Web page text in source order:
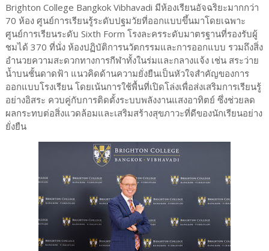
Brighton College Bangkok Vibhavadi มีห้องเรียนอัจฉริยะมากกว่า
70 ห้อง ศูนย์การเรียนรู้ระดับปฐมวัยที่ออกแบบขึ้นมาโดยเฉพาะ
ศูนย์การเรียนระดับ Sixth Form โรงละครระดับมาตรฐานที่รองรับผู้
ชมได้ 370 ที่นั่ง ห้องปฏิบัติการนวัตกรรมและการออกแบบ รวมถึงสิ่ง
อำนวยความสะดวกทางการกีฬาทั้งในร่มและกลางแจ้ง เช่น สระว่าย
น้ำบนชั้นดาดฟ้า แนวคิดด้านความยั่งยืนเป็นหัวใจสำคัญของการ
ออกแบบโรงเรียน โดยเน้นการใช้พื้นที่เปิดโล่งเพื่อส่งเสริมการเรียนรู้
อย่างอิสระ ควบคู่กับการติดตั้งระบบพลังงานแสงอาทิตย์ ซึ่งช่วยลด
ผลกระทบต่อสิ่งแวดล้อมและเสริมสร้างสุขภาวะที่ดีของนักเรียนอย่าง
ยั่งยืน